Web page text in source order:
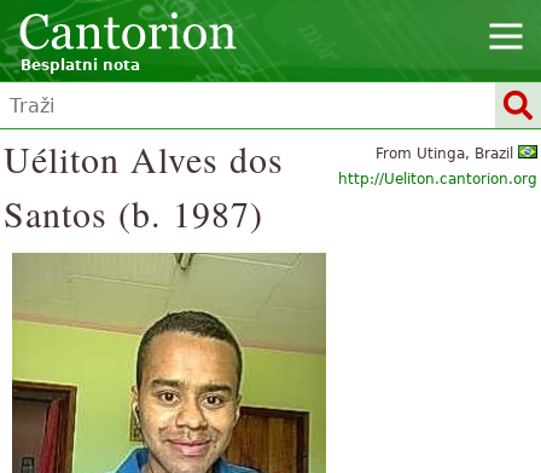
Besplatni nota
From Utinga, Brazil
http://Ueliton.cantorion.org
Uéliton Alves dos
Santos (b. 1987)